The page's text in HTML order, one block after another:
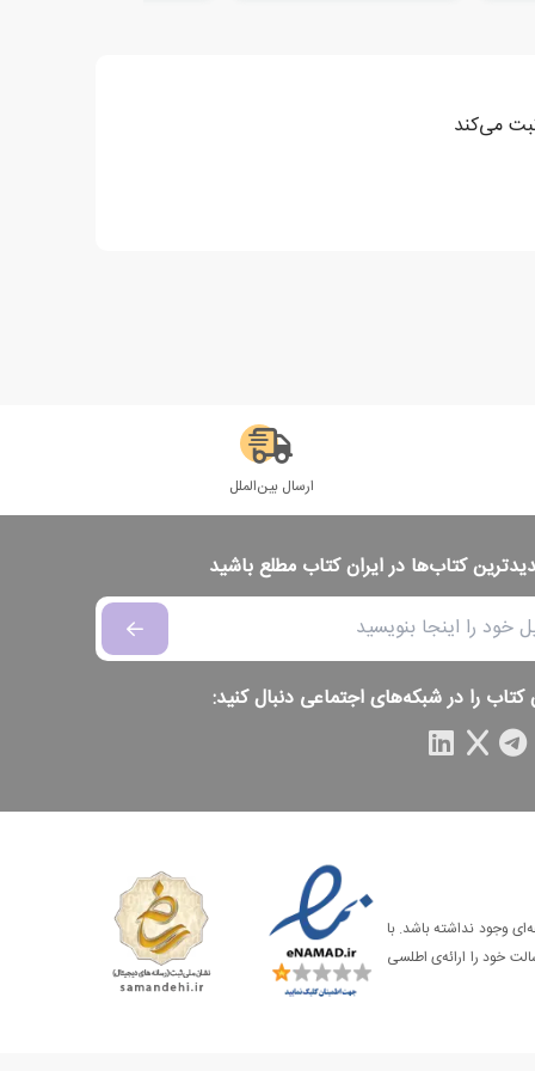
می‌کند
ارسال بین‌الملل
کتاب‌ها در ایران کتاب مطلع باشید
کتاب را در شبکه‌های اجتماعی دنبال کنید:
وجود نداشته باشد. با
خود را ارائه‌ی اطلسی